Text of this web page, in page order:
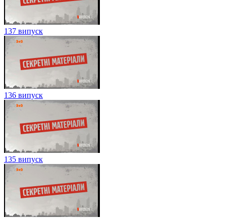
137 випуск
136 випуск
135 випуск